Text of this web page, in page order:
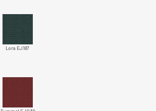
Lora EJ187